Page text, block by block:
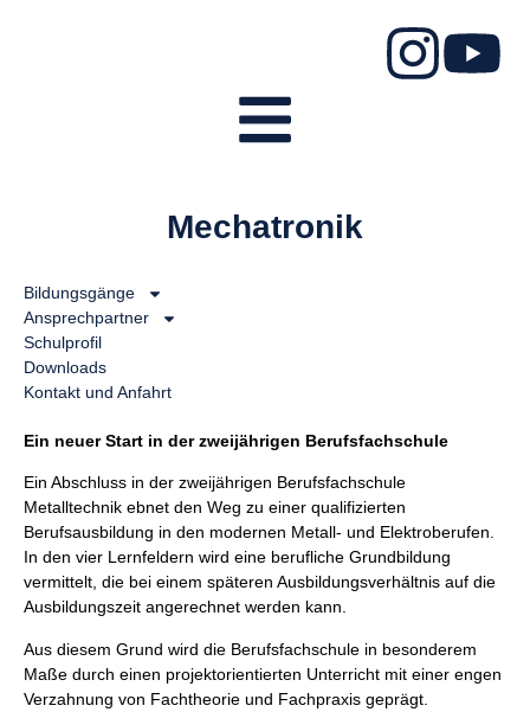
Mechatronik
Bildungsgänge
Ansprechpartner
Schulprofil
Downloads
Kontakt und Anfahrt
Ein neuer Start in der zweijährigen Berufsfachschule
Ein Abschluss in der zweijährigen Berufsfachschule
Metalltechnik ebnet den Weg zu einer qualifizierten
Berufsausbildung in den modernen Metall- und Elektroberufen.
In den vier Lernfeldern wird eine berufliche Grundbildung
vermittelt, die bei einem späteren Ausbildungsverhältnis auf die
Ausbildungszeit angerechnet werden kann.
Aus diesem Grund wird die Berufsfachschule in besonderem
Maße durch einen projektorientierten Unterricht mit einer engen
Verzahnung von Fachtheorie und Fachpraxis geprägt.